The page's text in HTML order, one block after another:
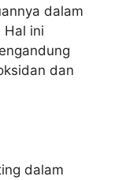
dalam
Hal ini
dan
dalam